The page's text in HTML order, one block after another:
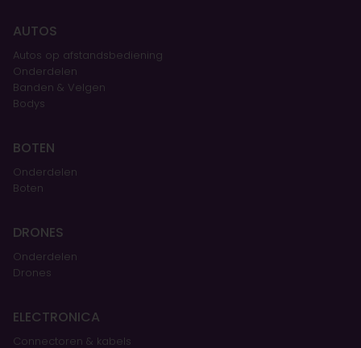
AUTOS
Autos op afstandsbediening
Onderdelen
Banden & Velgen
Bodys
BOTEN
Onderdelen
Boten
DRONES
Onderdelen
Drones
ELECTRONICA
Connectoren & kabels